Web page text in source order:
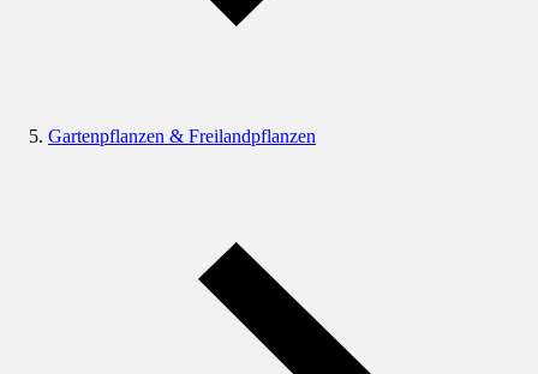
Gartenpflanzen & Freilandpflanzen